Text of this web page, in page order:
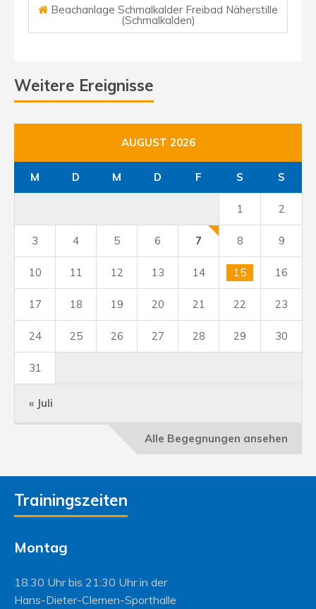
Beachanlage Schmalkalder Freibad Näherstille
(Schmalkalden)
Weitere Ereignisse
AUGUST 2026
M D M D F S S
« Juli
1 2
3 4 5 6 7 8 9
10 11 12 13 14 15 16
17 18 19 20 21 22 23
24 25 26 27 28 29 30
31
Alle Begegnungen ansehen
Trainingszeiten
Montag
18.30 Uhr bis 21:30 Uhr in der
Hans-Dieter-Clemen-Sporthalle